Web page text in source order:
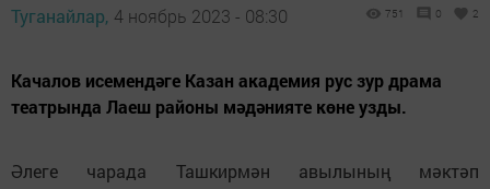
Туганайлар, 4 ноябрь 2023 - 08:30 751 0 2
Качалов исемендәге Казан академия рус зур драма
театрында Лаеш районы мәдәнияте көне узды.
Әлеге чарада Ташкирмән авылының мәктәп